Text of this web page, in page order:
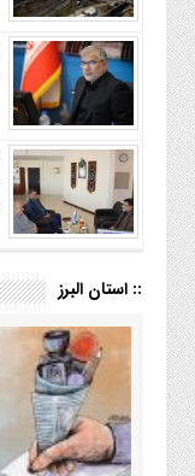
:: استان البرز